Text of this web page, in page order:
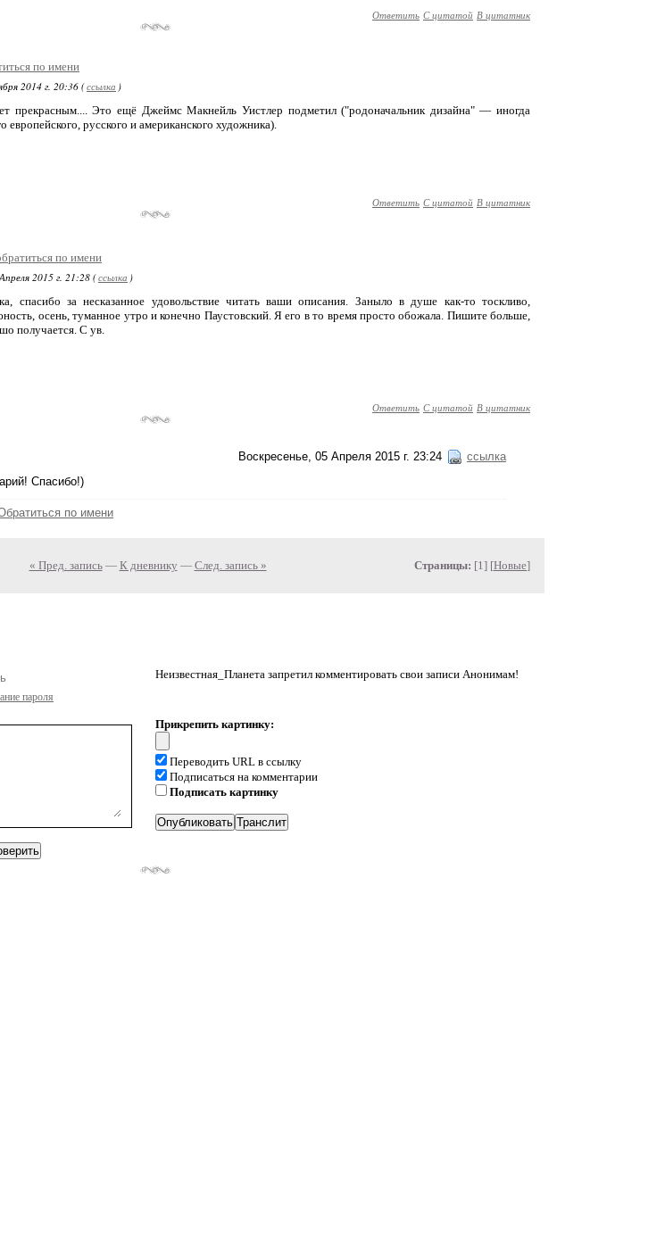
Ответить С цитатой В цитатник
по имени
2014 г. 20:36 (ссылка )
прекрасным.... Это ещё Джеймс Макнейль Уистлер подметил ("родоначальник дизайна" — иногда
европейского, русского и американского художника).
Ответить С цитатой В цитатник
по имени
2015 г. 21:28 (ссылка )
спасибо за несказанное удовольствие читать ваши описания. Заныло в душе как-то тоскливо,
осень, туманное утро и конечно Паустовский. Я его в то время просто обожала. Пишите больше,
получается. С ув.
Ответить С цитатой В цитатник
Воскресенье, 05 Апреля 2015 г. 23:24 ссылка
Спасибо!)
по имени
« Пред. запись— К дневнику — След. запись » Страницы: [1] [Новые]
пароля
Неизвестная_Планета запретил комментировать свои записи Анонимам!
Прикрепить картинку:
Переводить URL в ссылку
Подписаться на комментарии
Подписать картинку